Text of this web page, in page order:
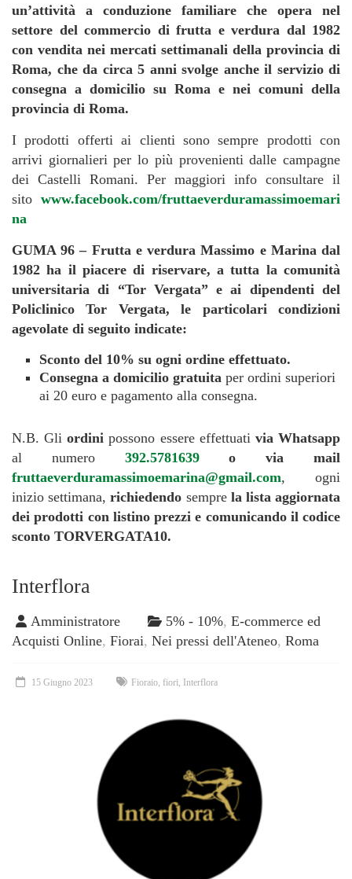
un’attività a conduzione familiare che opera nel
settore del commercio di frutta e verdura dal 1982
con vendita nei mercati settimanali della provincia di
Roma, che da circa 5 anni svolge anche il servizio di
consegna a domicilio su Roma e nei comuni della
provincia di Roma.
I prodotti offerti ai clienti sono sempre prodotti con
arrivi giornalieri per lo più provenienti dalle campagne
dei Castelli Romani. Per maggiori info consultare il
sito www.facebook.com/fruttaeverduramassimoemari
na
GUMA 96 – Frutta e verdura Massimo e Marina dal
1982 ha il piacere di riservare, a tutta la comunità
universitaria di “Tor Vergata” e ai dipendenti del
Policlinico Tor Vergata, le particolari condizioni
agevolate di seguito indicate:
Sconto del 10% su ogni ordine effettuato.
Consegna a domicilio gratuita per ordini superiori
ai 20 euro e pagamento alla consegna.
N.B. Gliordinipossono essere effettuati via Whatsapp
al numero 392.5781639
o via mail
fruttaeverduramassimoemarina@gmail.com, ogni
inizio settimana,richiedendo sempre la lista aggiornata
dei prodotti con listino prezzi e comunicando il codice
sconto TORVERGATA10.
Interflora
Amministratore 5% - 10%, E-commerce ed
Acquisti Online, Fiorai, Nei pressi dell'Ateneo, Roma
15 Giugno 2023 Fioraio, fiori, Interflora